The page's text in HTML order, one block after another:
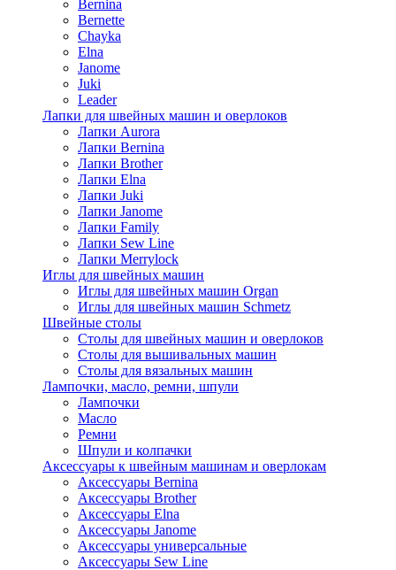
Bernina
Bernette
Chayka
Elna
Janome
Juki
Leader
Лапки для швейных машин и оверлоков
Лапки Aurora
Лапки Bernina
Лапки Brother
Лапки Elna
Лапки Juki
Лапки Janome
Лапки Family
Лапки Sew Line
Лапки Merrylock
Иглы для швейных машин
Иглы для швейных машин Organ
Иглы для швейных машин Schmetz
Швейные столы
Столы для швейных машин и оверлоков
Столы для вышивальных машин
Столы для вязальных машин
Лампочки, масло, ремни, шпули
Лампочки
Масло
Ремни
Шпули и колпачки
Аксессуары к швейным машинам и оверлокам
Аксессуары Bernina
Аксессуары Brother
Аксессуары Elna
Аксессуары Janome
Аксессуары универсальные
Аксессуары Sew Line